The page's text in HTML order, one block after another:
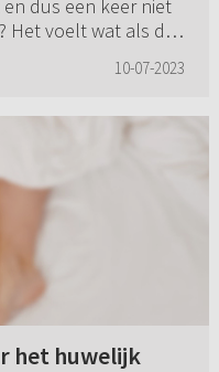
dus een keer niet
Het voelt wat als de
10-07-2023
het huwelijk